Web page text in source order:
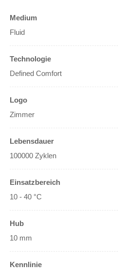
Medium
Fluid
Technologie
Defined Comfort
Logo
Zimmer
Lebensdauer
100000 Zyklen
Einsatzbereich
10 - 40 °C
Hub
10 mm
Kennlinie